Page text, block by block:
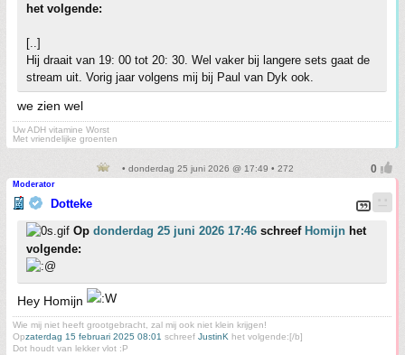
het volgende:
[..]
Hij draait van 19: 00 tot 20: 30. Wel vaker bij langere sets gaat de
stream uit. Vorig jaar volgens mij bij Paul van Dyk ook.
we zien wel
Uw ADH vitamine Worst
Met vriendelijke groenten
• donderdag 25 juni 2026 @ 17:49 • 272
Moderator
Dotteke
Op donderdag 25 juni 2026 17:46 schreef Homijn het
volgende:
Hey Homijn
Wie mij niet heeft grootgebracht, zal mij ook niet klein krijgen!
Opzaterdag 15 februari 2025 08:01 schreef JustinK het volgende:[/b]
Dot houdt van lekker vlot :P